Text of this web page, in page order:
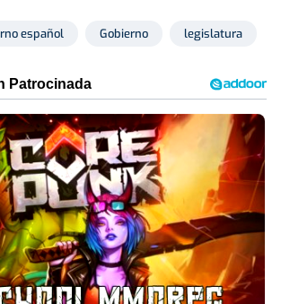
español Gobierno legislatura